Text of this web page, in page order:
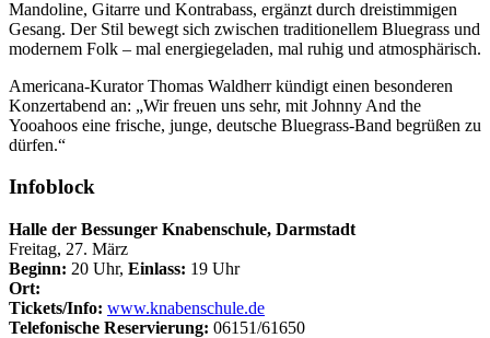
Mandoline, Gitarre und Kontrabass, ergänzt durch dreistimmigen
Gesang. Der Stil bewegt sich zwischen traditionellem Bluegrass und
modernem Folk – mal energiegeladen, mal ruhig und atmosphärisch.
Americana-Kurator Thomas Waldherr kündigt einen besonderen
Konzertabend an: „Wir freuen uns sehr, mit Johnny And the
Yooahoos eine frische, junge, deutsche Bluegrass-Band begrüßen zu
dürfen.“
Infoblock
Halle der Bessunger Knabenschule, Darmstadt
Freitag, 27. März
Beginn: 20 Uhr, Einlass: 19 Uhr
Ort:
Tickets/Info: www.knabenschule.de
Telefonische Reservierung: 06151/61650